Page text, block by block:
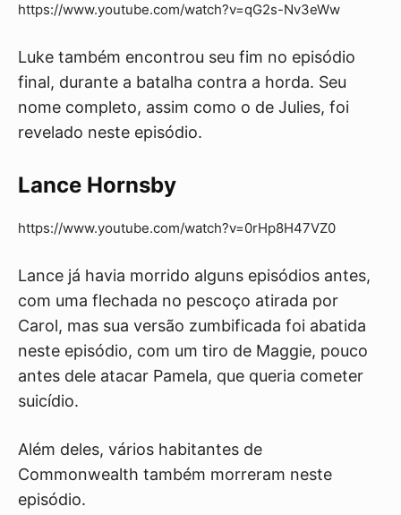
https://www.youtube.com/watch?v=qG2s-Nv3eWw
Luke também encontrou seu fim no episódio
final, durante a batalha contra a horda. Seu
nome completo, assim como o de Julies, foi
revelado neste episódio.
Lance Hornsby
https://www.youtube.com/watch?v=0rHp8H47VZ0
Lance já havia morrido alguns episódios antes,
com uma flechada no pescoço atirada por
Carol, mas sua versão zumbificada foi abatida
neste episódio, com um tiro de Maggie, pouco
antes dele atacar Pamela, que queria cometer
suicídio.
Além deles, vários habitantes de
Commonwealth também morreram neste
episódio.